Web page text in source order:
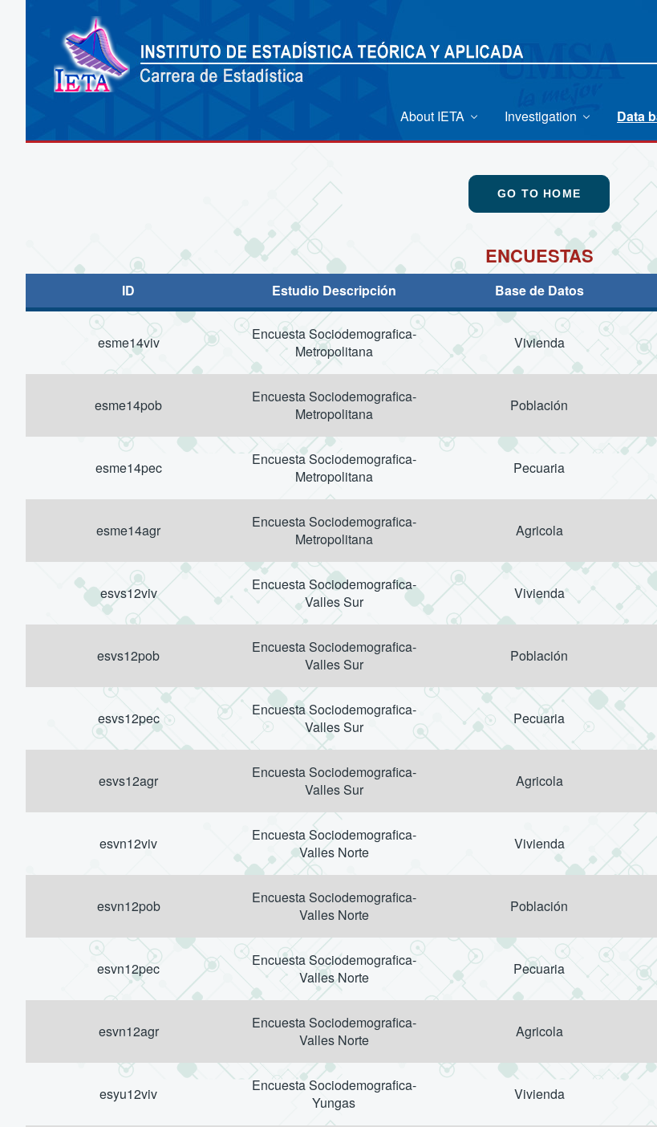
About IETA Investigation Data
GO TO HOME
ENCUESTAS
ID Estudio Descripción Base de Datos
esme14viv
Encuesta Sociodemografica-
Metropolitana
Vivienda
esme14pob
Encuesta Sociodemografica-
Metropolitana
Población
esme14pec
Encuesta Sociodemografica-
Metropolitana
Pecuaria
esme14agr
Encuesta Sociodemografica-
Metropolitana
Agricola
esvs12viv
Encuesta Sociodemografica-
Valles Sur
Vivienda
esvs12pob
Encuesta Sociodemografica-
Valles Sur
Población
esvs12pec
Encuesta Sociodemografica-
Valles Sur
Pecuaria
esvs12agr
Encuesta Sociodemografica-
Valles Sur
Agricola
esvn12viv
Encuesta Sociodemografica-
Valles Norte
Vivienda
esvn12pob
Encuesta Sociodemografica-
Valles Norte
Población
esvn12pec
Encuesta Sociodemografica-
Valles Norte
Pecuaria
esvn12agr
Encuesta Sociodemografica-
Valles Norte
Agricola
esyu12viv
Encuesta Sociodemografica-
Yungas
Vivienda